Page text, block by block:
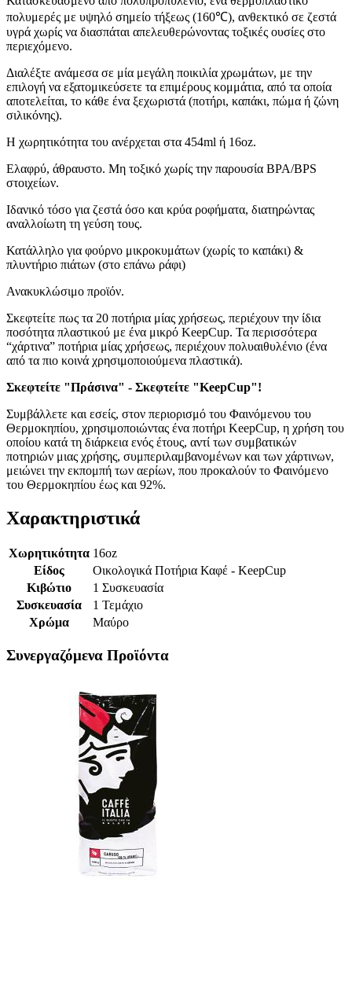
πολυμερές με υψηλό σημείο τήξεως (160℃), ανθεκτικό σε ζεστά
υγρά χωρίς να διασπάται απελευθερώνοντας τοξικές ουσίες στο
περιεχόμενο.
Διαλέξτε ανάμεσα σε μία μεγάλη ποικιλία χρωμάτων, με την
επιλογή να εξατομικεύσετε τα επιμέρους κομμάτια, από τα οποία
αποτελείται, το κάθε ένα ξεχωριστά (ποτήρι, καπάκι, πώμα ή ζώνη
σιλικόνης).
Η χωρητικότητα του ανέρχεται στα 454ml ή 16oz.
Ελαφρύ, άθραυστο. Μη τοξικό χωρίς την παρουσία BPA/BPS
στοιχείων.
Ιδανικό τόσο για ζεστά όσο και κρύα ροφήματα, διατηρώντας
αναλλοίωτη τη γεύση τους.
Κατάλληλο για φούρνο μικροκυμάτων (χωρίς το καπάκι) &
πλυντήριο πιάτων (στο επάνω ράφι)
Ανακυκλώσιμο προϊόν.
Σκεφτείτε πως τα 20 ποτήρια μίας χρήσεως, περιέχουν την ίδια
ποσότητα πλαστικού με ένα μικρό KeepCup. Τα περισσότερα
“χάρτινα” ποτήρια μίας χρήσεως, περιέχουν πολυαιθυλένιο (ένα
από τα πιο κοινά χρησιμοποιούμενα πλαστικά).
Σκεφτείτε "Πράσινα" - Σκεφτείτε "KeepCup"!
Συμβάλλετε και εσείς, στον περιορισμό του Φαινόμενου του
Θερμοκηπίου, χρησιμοποιώντας ένα ποτήρι KeepCup, η χρήση του
οποίου κατά τη διάρκεια ενός έτους, αντί των συμβατικών
ποτηριών μιας χρήσης, συμπεριλαμβανομένων και των χάρτινων,
μειώνει την εκπομπή των αερίων, που προκαλούν το Φαινόμενο
του Θερμοκηπίου έως και 92%.
Χαρακτηριστικά
Χωρητικότητα 16oz
Είδος
Οικολογικά Ποτήρια Καφέ - KeepCup
Κιβώτιο
1 Συσκευασία
Συσκευασία
1 Τεμάχιο
Χρώμα
Μαύρο
Συνεργαζόμενα Προϊόντα